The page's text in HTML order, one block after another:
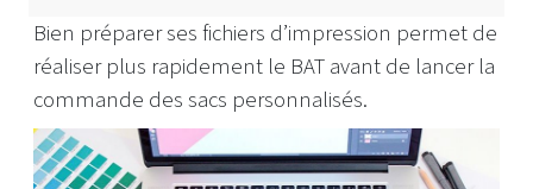
Bien préparer ses fichiers d’impression permet de
réaliser plus rapidement le BAT avant de lancer la
commande des sacs personnalisés.